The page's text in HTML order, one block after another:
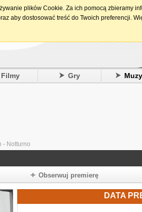
Filmy Gry
- Notturno
Obserwuj premierę
DATA
plików Cookie. Za ich pomocą zbieramy
aby dostosować treść do Twoich preferencji.